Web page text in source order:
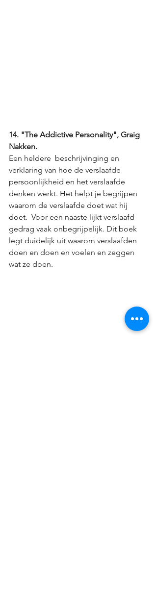
14. "The Addictive Personality", Graig
Nakken.
Een heldere  beschrijvinging en
verklaring van hoe de verslaafde
persoonlijkheid en het verslaafde
denken werkt. Het helpt je begrijpen
waarom de verslaafde doet wat hij
doet.  Voor een naaste lijkt verslaafd
gedrag vaak onbegrijpelijk. Dit boek
legt duidelijk uit waarom verslaafden
doen en doen en voelen en zeggen
wat ze doen.